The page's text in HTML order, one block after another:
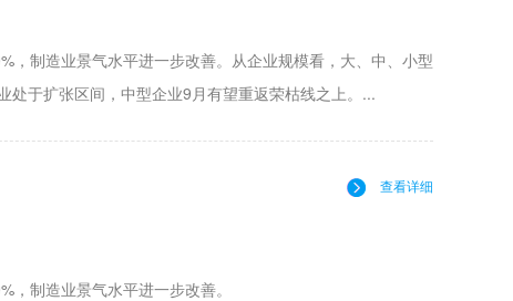
制造业景气水平进一步改善。从企业规模看，大、中、小型
于扩张区间，中型企业9月有望重返荣枯线之上。...
查看详细
制造业景气水平进一步改善。